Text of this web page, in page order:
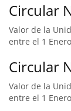
Circular
Valor de la
entre el 1
Circular
Valor de la
entre el 1